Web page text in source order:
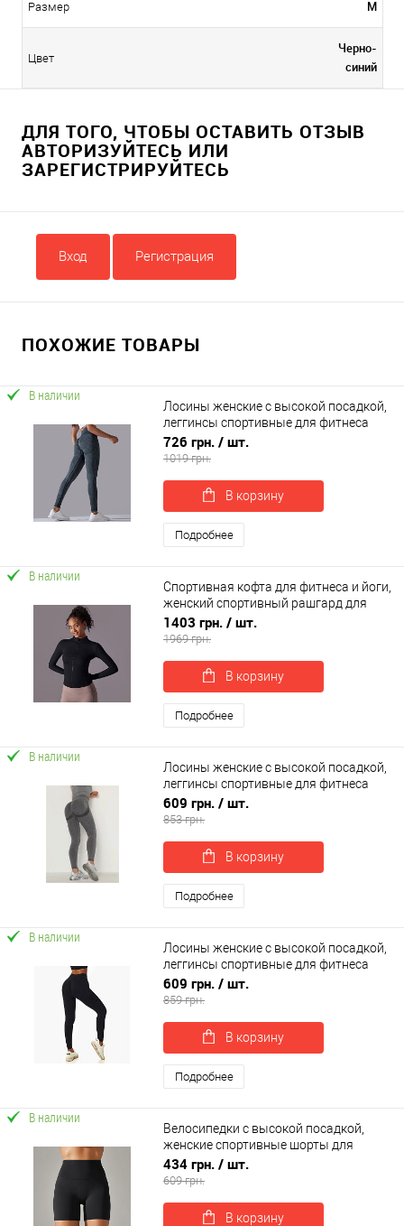
Размер M
Цвет
Черно-
синий
ДЛЯ ТОГО, ЧТОБЫ ОСТАВИТЬ ОТЗЫВ
АВТОРИЗУЙТЕСЬ ИЛИ
ЗАРЕГИСТРИРУЙТЕСЬ
Вход Регистрация
ПОХОЖИЕ ТОВАРЫ
В наличии
Лосины женские с высокой посадкой,
леггинсы спортивные для фитнеса
(yoga leggings) OSPORT (os-0005-1)
726 грн. / шт.
1019 грн.
В корзину
Подробнее
В наличии
Спортивная кофта для фитнеса и йоги,
женский спортивный рашгард для
фитнеса OSPORT (os-0009-1)
1403 грн. / шт.
1969 грн.
В корзину
Подробнее
В наличии
Лосины женские с высокой посадкой,
леггинсы спортивные для фитнеса
OSPORT (os-0007-1)
609 грн. / шт.
853 грн.
В корзину
Подробнее
В наличии
Лосины женские с высокой посадкой,
леггинсы спортивные для фитнеса
OSPORT (os-0006-1)
609 грн. / шт.
859 грн.
В корзину
Подробнее
В наличии
Велосипедки с высокой посадкой,
женские спортивные шорты для
фитнеса и йоги OSPORT (os-0003-1)
434 грн. / шт.
609 грн.
В корзину